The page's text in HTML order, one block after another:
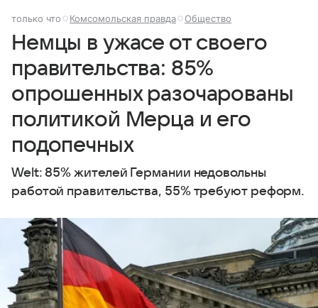
только что Комсомольская правда Общество
Немцы в ужасе от своего
правительства: 85%
опрошенных разочарованы
политикой Мерца и его
подопечных
Welt: 85% жителей Германии недовольны
работой правительства, 55% требуют реформ.